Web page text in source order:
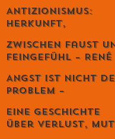
gefährlich ist...
Antizionismus:
Herkunft,
Zwischen Faust
Feingefühl – René
Kunst der
lebendigen
Angst ist nicht
Problem –
zerstört dein
Leben.
Eine Geschichte
über Verlust, Mut